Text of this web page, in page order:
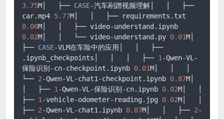
3.75M│   ├── CASE-汽车剐蹭视频理解│   │   ├──
car.mp4 5.77
0.00
0.02M│   │   └── video-understand.py 0.01M│
├── CASE-VLM在车险中的应用│   │   ├──
.ipynb_checkpoints│   │   │   ├── 1-Qwen-VL-
保险识别-cn-checkpoint.ipynb 0.01M│   │   │
└── 2-Qwen-VL-chat1-checkpoint.ipynb 0.87M│
│   ├── 1-Qwen-VL-保险识别-cn.ipynb 0.02M│   │
├── 1-vehicle-odometer-reading.jpg 0.02M│   │
├── 2-Qwen-VL-chat1.ipynb 0.87M│   │   ├── 2-